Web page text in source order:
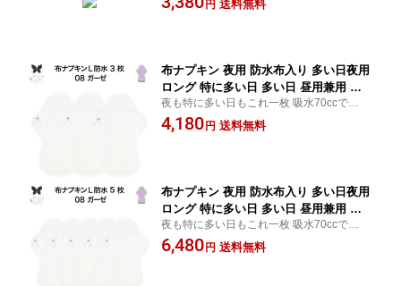
おすすめ 介護
円 送料無料
布ナプキン 夜用 防水布入り 多い日夜用
ロング 特に多い日 多い日 昼用兼用 防
水 L 3枚 セット 吸水ナプキン 中量用 生
理用品 尿もれ用 尿もれ 吸水パット 尿
夜も特に多い日もこれ一枚 吸水70ccで生理
や尿ケアに対応、羽つきデザインで安心フ
ィット 子宮を温める温活・妊活に最適 防災
4,180 円 送料無料
布ナプキン 夜用 防水布入り 多い日夜用
ロング 特に多い日 多い日 昼用兼用 防
水 L 5枚 セット 吸水ナプキン 中量用 生
理用品 尿もれ用 尿もれ 吸水パット 尿
夜も特に多い日もこれ一枚 吸水70ccで生理
や尿ケアに対応、羽つきデザインで安心フ
ィット 子宮を温める温活・妊活に最適 防災
6,480 円 送料無料